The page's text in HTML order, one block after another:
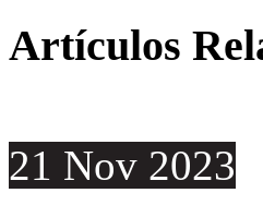
Artículos
21 Nov 2023